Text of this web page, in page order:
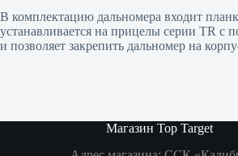
В комплектацию дальномера входит
устанавливается на прицелы серии TR с
и позволяет закрепить дальномер на
Магазин Top Target